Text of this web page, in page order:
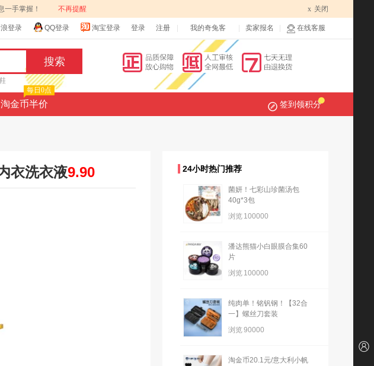
一手掌握！ 不再提醒 x 关闭
登录 QQ登录 淘宝登录 登录 注册 我的奇兔客 卖家报名 在线客服
淘金币半价
每日0点
签到领积分
衣洗衣液9.90 24小时热门推荐
菌妍！七彩山珍菌汤包
40g*3包
浏览 100000
潘达熊猫小白眼膜合集60
片
浏览 100000
纯肉单！铭钒钢！【32合
一】螺丝刀套装
浏览90000
淘金币20.1元/意大利小帆